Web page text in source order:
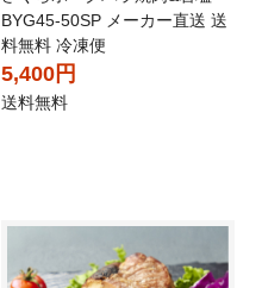
BYG45-50SP メーカー直送 送
料無料 冷凍便
5,400円
送料無料